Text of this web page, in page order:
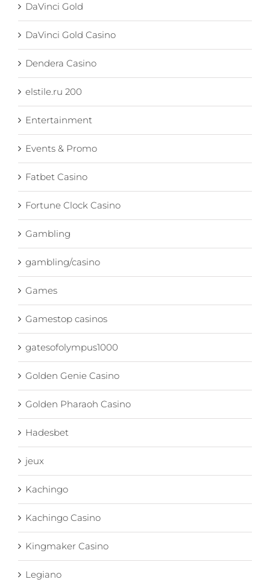
DaVinci Gold
DaVinci Gold Casino
Dendera Casino
elstile.ru 200
Entertainment
Events & Promo
Fatbet Casino
Fortune Clock Casino
Gambling
gambling/casino
Games
Gamestop casinos
gatesofolympus1000
Golden Genie Casino
Golden Pharaoh Casino
Hadesbet
jeux
Kachingo
Kachingo Casino
Kingmaker Casino
Legiano